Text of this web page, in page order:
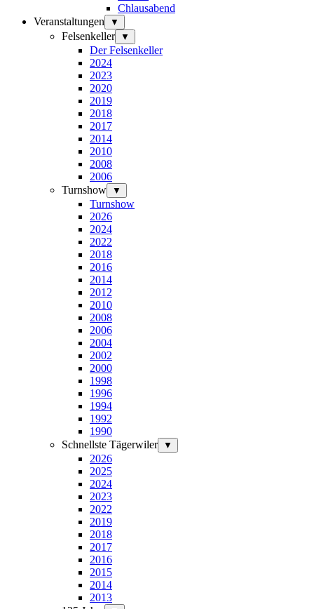
Chlausabend
Veranstaltungen
▼
Felsenkeller ▼
Der Felsenkeller
2024
2023
2020
2019
2018
2017
2014
2010
2008
2006
Turnshow
▼
Turnshow
2026
2024
2022
2018
2016
2014
2012
2010
2008
2006
2004
2002
2000
1998
1996
1994
1992
1990
Schnellste Tägerwiler
▼
2026
2025
2024
2023
2022
2019
2018
2017
2016
2015
2014
2013